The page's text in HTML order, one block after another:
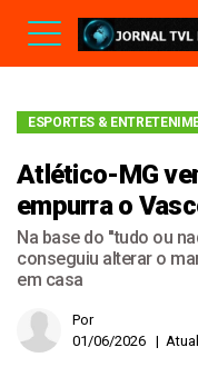
ESPORTES &
Atlético-MG
empurra o
Na base do ''tudo ou
conseguiu alterar o
em casa
Por
01/06/2026 |